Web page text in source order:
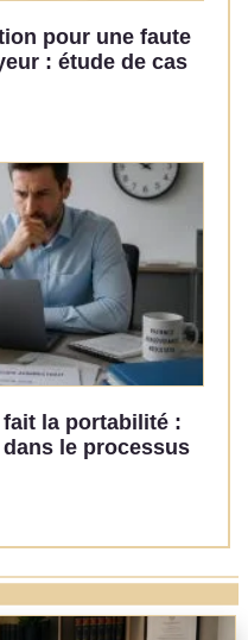
pour une faute
: étude de cas
fait la portabilité :
le processus